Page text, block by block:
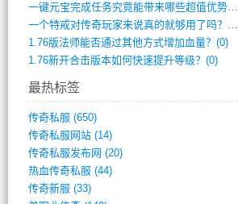
一键元宝完成任务究竟能带来哪些超值优势？(0)
一个特戒对传奇玩家来说真的就够用了吗？(0)
1.76版法师能否通过其他方式增加血量？(0)
1.76新开合击版本如何快速提升等级？(0)
最热标签
传奇私服 (650)
传奇私服网站(14)
传奇私服发布网 (20)
热血传奇私服 (44)
传奇新服 (33)